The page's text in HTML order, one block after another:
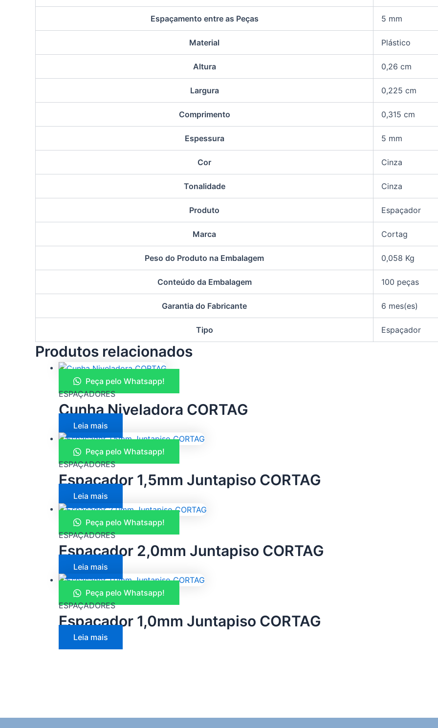
Espaçamento entre as Peças 5 mm
Material Plástico
Altura 0,26 cm
Largura 0,225 cm
Comprimento 0,315 cm
Espessura 5 mm
Cor Cinza
Tonalidade Cinza
Produto Espaçador
Marca Cortag
Peso do Produto na Embalagem 0,058 Kg
Conteúdo da Embalagem 100 peças
Garantia do Fabricante 6 mes(es)
Tipo Espaçador
Produtos relacionados
Peça pelo Whatsapp!
ESPAÇADORES
Cunha Niveladora CORTAG
Leia mais
Peça pelo Whatsapp!
ESPAÇADORES
Espaçador 1,5mm Juntapiso CORTAG
Leia mais
Peça pelo Whatsapp!
ESPAÇADORES
Espaçador 2,0mm Juntapiso CORTAG
Leia mais
Peça pelo Whatsapp!
ESPAÇADORES
Espaçador 1,0mm Juntapiso CORTAG
Leia mais